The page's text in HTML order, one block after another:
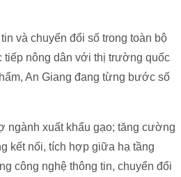
và chuyển đổi số trong toàn bộ
nông dân với thị trường quốc
An Giang đang từng bước số
ngành xuất khẩu gạo; tăng cường
kết nối, tích hợp giữa hạ tầng
công nghệ thông tin, chuyển đổi